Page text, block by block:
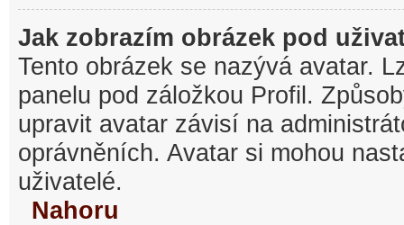
Jak zobrazím obrázek pod
Tento obrázek se nazývá avatar.
panelu pod záložkou Profil.
upravit avatar závisí na
oprávněních. Avatar si mohou
uživatelé.
Nahoru